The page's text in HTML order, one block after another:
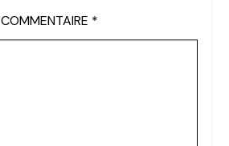
COMMENTAIRE *